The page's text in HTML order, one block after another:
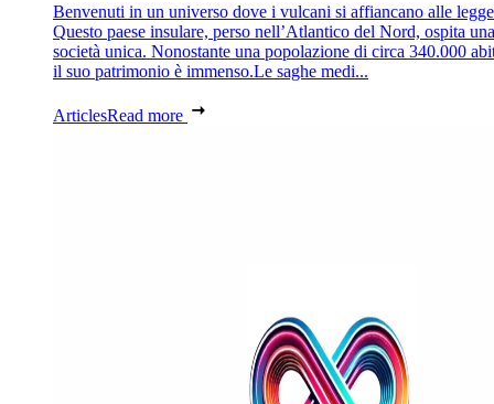
Benvenuti in un universo dove i vulcani si affiancano alle
Questo paese insulare, perso nell’Atlantico del Nord, ospita una
società unica. Nonostante una popolazione di circa 340.000
il suo patrimonio è immenso.Le saghe medi...
ArticlesRead more